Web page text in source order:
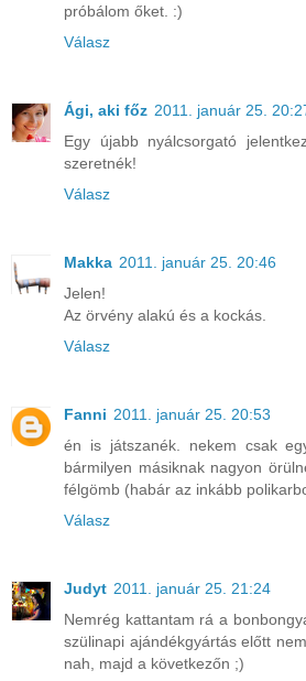
próbálom őket. :)
Válasz
Ági, aki főz 2011. január 25.
Egy újabb nyálcsorgató
szeretnék!
Válasz
Makka 2011. január 25. 20:46
Jelen!
Az örvény alakú és a kockás.
Válasz
Fanni 2011. január 25. 20:53
én is játszanék. nekem csak
bármilyen másiknak nagyon
félgömb (habár az inkább
Válasz
Judyt 2011. január 25. 21:24
Nemrég kattantam rá a
szülinapi ajándékgyártás előtt
nah, majd a következőn ;)